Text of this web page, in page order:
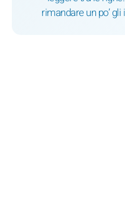
rimandare un po’